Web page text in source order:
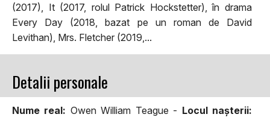
(2017), It (2017, rolul Patrick Hockstetter), în drama
Every Day (2018, bazat pe un roman de David
Levithan), Mrs. Fletcher (2019,...
Detalii personale
Nume real: Owen William Teague - Locul naşterii: